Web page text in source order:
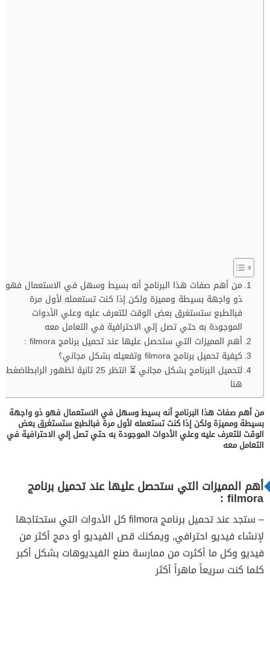
من أهم صفات هذا البرنامج أنه بسيط وسهل في الاستعمال فهو
ذو واجهة بسيطة ومميزة ولكن إذا كنت تستعمله لأول مرة
فبالطبع ستستغرق بعض الوقت للتعرف عليه وعلي الأدوات
الموجودة به حتي تصل إلي الاحترافية في التعامل معه
أهم المميزات التي ستحصل عليها عند تحميل برنامج filmora :
كيفية تحميل برنامج filmora وتفعيله بشكل مجاني؟
لتحميل البرنامج بشكل مجاني ⏳ انتظر 25 ثانية لظهور الرابطاضغط
هنا
من أهم صفات هذا البرنامج أنه بسيط وسهل في الاستعمال فهو ذو واجهة
بسيطة ومميزة ولكن إذا كنت تستعمله لأول مرة فبالطبع ستستغرق بعض
الوقت للتعرف عليه وعلي الأدوات الموجودة به حتي تصل إلي الاحترافية في
التعامل معه
أهم المميزات التي ستحصل عليها عند تحميل برنامج
filmora :
– ستجد عند تحميل برنامج filmora كل الأدوات التي ستحتاجها
لإنشاء فيديو احترافي, ويمكنك قص الفيديو أو دمج أكثر من
فيديو وكل ما أكثرت من ممارسة صنع الفيديوهات بشكل أكبر
كلما كنت سريعاً ماهراً أكثر